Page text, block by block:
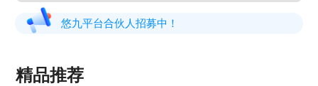
悠九平台合伙人招募中！
精品推荐